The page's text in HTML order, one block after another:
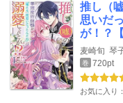
推し（
思いだ
が！？
麦崎旬 琴
巻 720pt
お気に入り